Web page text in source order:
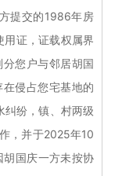
提交的1986年房
证，证载权属界
您户与邻居胡国
侵占您宅基地的
纠纷，镇、村两级
，并于2025年10
胡国庆一方未按协